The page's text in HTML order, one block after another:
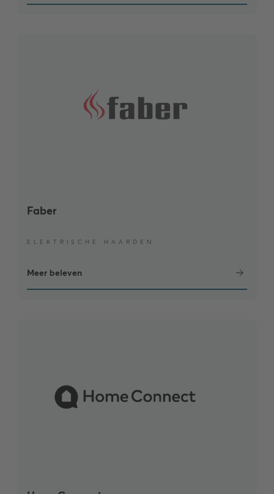
Faber
ELEKTRISCHE HAARDEN
Meer beleven